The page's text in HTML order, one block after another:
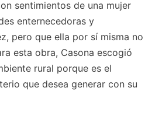
sentimientos de una mujer
enternecedoras y
pero que ella por sí misma no
esta obra, Casona escogió
rural porque es el
que desea generar con su